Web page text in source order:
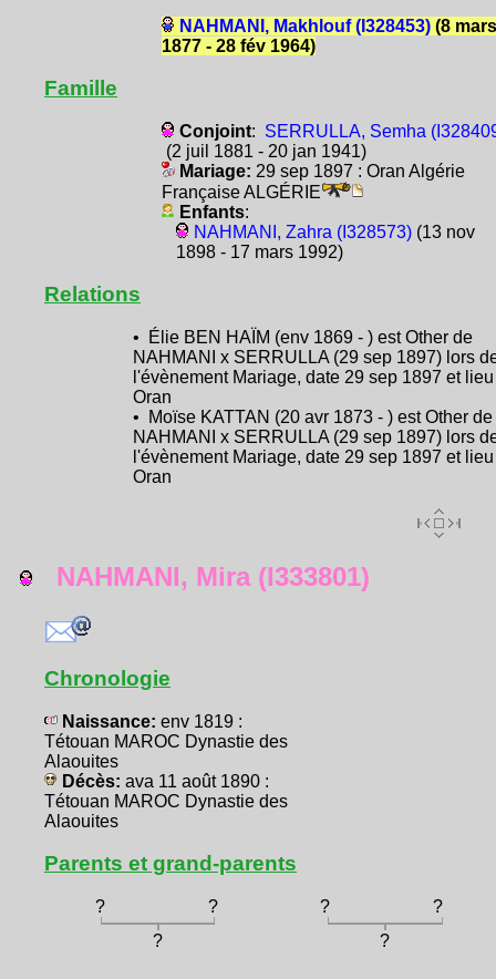
NAHMANI, Makhlouf (I328453)(8 mars
1877 - 28 fév 1964)
Famille
Conjoint: SERRULLA, Semha
(2 juil 1881 - 20 jan 1941)
Mariage: 29 sep 1897 : Oran Algérie
Française ALGÉRIE
Enfants:
NAHMANI, Zahra (I328573)(13 nov
1898 - 17 mars 1992)
Relations
• Élie BEN HAÏM (env 1869 - ) est Other de
NAHMANI x SERRULLA (29 sep 1897) lors
l'évènement Mariage, date 29 sep 1897 et lieu
Oran
• Moïse KATTAN (20 avr 1873 - ) est Other de
NAHMANI x SERRULLA (29 sep 1897) lors
l'évènement Mariage, date 29 sep 1897 et lieu
Oran
NAHMANI, Mira (I333801)
Chronologie
Naissance: env 1819 :
Tétouan MAROC Dynastie des
Alaouites
Décès: ava 11 août 1890 :
Tétouan MAROC Dynastie des
Alaouites
Parents et grand-parents
? ? ?
?
?
?